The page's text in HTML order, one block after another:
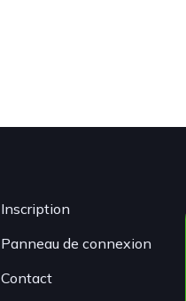
Inscription
Panneau de connexion
Contact